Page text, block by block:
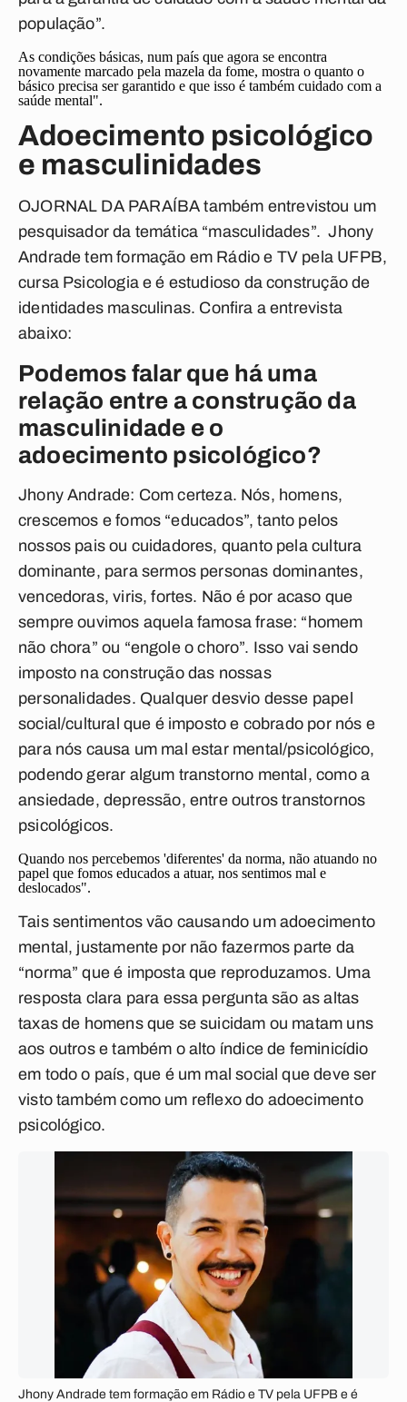
população”.
As condições básicas, num país que agora se encontra
novamente marcado pela mazela da fome, mostra o quanto o
básico precisa ser garantido e que isso é também cuidado com a
saúde mental".
Adoecimento psicológico
e masculinidades
OJORNAL DA PARAÍBAtambém entrevistou um
pesquisador da temática “masculidades”. Jhony
Andrade tem formação em Rádio e TV pela UFPB,
cursa Psicologia e é estudioso da construção de
identidades masculinas. Confira a entrevista
abaixo:
Podemos falar que há uma
relação entre a construção da
masculinidade e o
adoecimento psicológico?
Jhony Andrade: Com certeza. Nós, homens,
crescemos e fomos “educados”, tanto pelos
nossos pais ou cuidadores, quanto pela cultura
dominante, para sermos personas dominantes,
vencedoras, viris, fortes. Não é por acaso que
sempre ouvimos aquela famosa frase: “homem
não chora” ou “engole o choro”. Isso vai sendo
imposto na construção das nossas
personalidades. Qualquer desvio desse papel
social/cultural que é imposto e cobrado por nós e
para nós causa um mal estar mental/psicológico,
podendo gerar algum transtorno mental, como a
ansiedade, depressão, entre outros transtornos
psicológicos.
Quando nos percebemos 'diferentes' da norma, não atuando no
papel que fomos educados a atuar, nos sentimos mal e
deslocados".
Tais sentimentos vão causando um adoecimento
mental, justamente por não fazermos parte da
“norma” que é imposta que reproduzamos. Uma
resposta clara para essa pergunta são as altas
taxas de homens que se suicidam ou matam uns
aos outros e também o alto índice de feminicídio
em todo o país, que é um mal social que deve ser
visto também como um reflexo do adoecimento
psicológico.
Jhony Andrade tem formação em Rádio e TV pela UFPB e é